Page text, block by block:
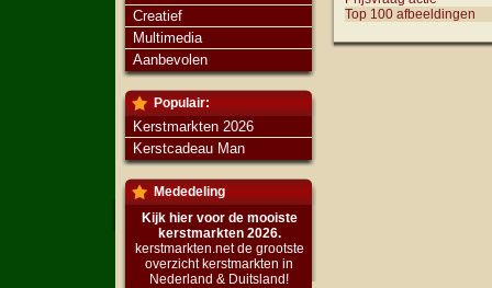
Creatief
Multimedia
Aanbevolen
Populair:
Kerstmarkten 2026
Kerstcadeau Man
Mededeling
Kijk hier voor de mooiste
kerstmarkten 2026.
kerstmarkten.net de grootste
overzicht kerstmarkten in
Nederland & Duitsland!
Top 100 afbeeldingen